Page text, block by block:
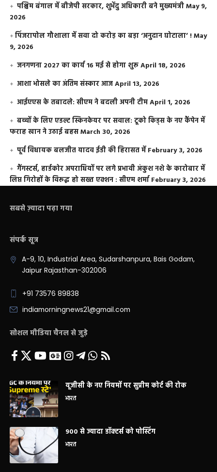
पश्चिम बंगाल में बीजेपी सरकार, शुभेंदु अधिकारी बने मुख्यमंत्रीMay 9,
2026
​पिंजरापोल गौशाला में सवा दो करोड़ का बड़ा ‘अनुदान घोटाला’ !May
9, 2026
जनगणना 2027 का कार्य 16 मई से होगा शुरूApril 18, 2026
आशा भोसले का अंतिम संस्कार आजApril 13, 2026
आईएएस के तबादले: सीएम ने बदली अपनी टीमApril 1, 2026
बच्चों के लिए एडल्ट स्किनकेयर पर सवाल: टूको किड्स के नए कैंपेन में
फराह खान ने उठाई बहसMarch 30, 2026
पूर्व विधायक बलजीत यादव ईडी की हिरासत में February 3, 2026
गैंगस्टर्स, हार्डकोर अपराधियों पर लगे प्रभावी अंकुश नशे के कारोबार में
लिप्त गिरोहों के विरूद्ध हो सख्त एक्शन : सीएम शर्मा February 3, 2026
सबसे ज़्यादा पढ़ा गया
संपर्क सूत्र
A-9, 10, Industrial Area, Sudarshanpura, Bais Godam,
Jaipur Rajasthan-302006
+91 73576 89838
indiamorningnews21@gmail.com
सोशल मीडिया चैनल से जुड़े
यूजीसी के नए नियमों पर सुप्रीम कोर्ट की रोक
भारत
900 से ज्यादा डॉक्टर्स को पोस्टिंग
भारत